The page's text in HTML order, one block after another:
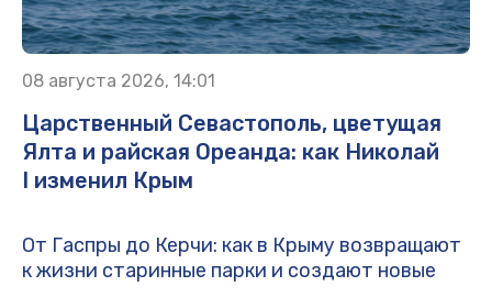
08 августа 2026, 14:01
Царственный Севастополь, цветущая
Ялта и райская Ореанда: как Николай
I изменил Крым
От Гаспры до Керчи: как в Крыму возвращают
к жизни старинные парки и создают новые